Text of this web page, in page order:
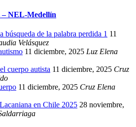
– NEL-Medellín
búsqueda de la palabra perdida 1 11
Velásquez
11 diciembre, 2025 Luz Elena
cuerpo autista 11 diciembre, 2025 Cruz
11 diciembre, 2025 Cruz Elena
en Chile 2025 28 noviembre,